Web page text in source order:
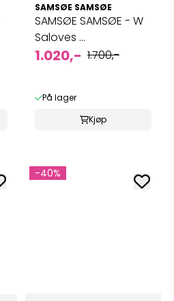
SAMSØE SAMSØE
SAMSØE SAMSØE - W
Saloves ...
1.020,- 1.700,-
På lager
Kjøp
-40%